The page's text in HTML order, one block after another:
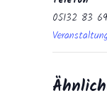
05132 83